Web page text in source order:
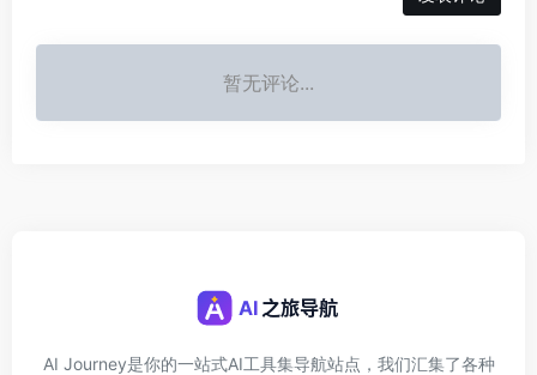
暂无评论...
AI Journey是你的一站式AI工具集导航站点，我们汇集了各种